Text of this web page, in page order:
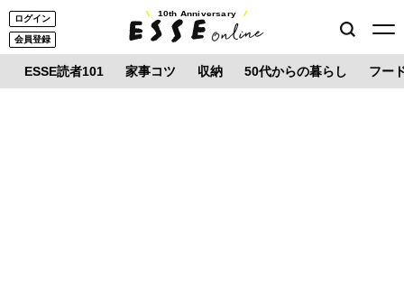
ログイン
会員登録
10th Anniversary
ESSE読者101 家事コツ 収納 50代からの暮らし フー